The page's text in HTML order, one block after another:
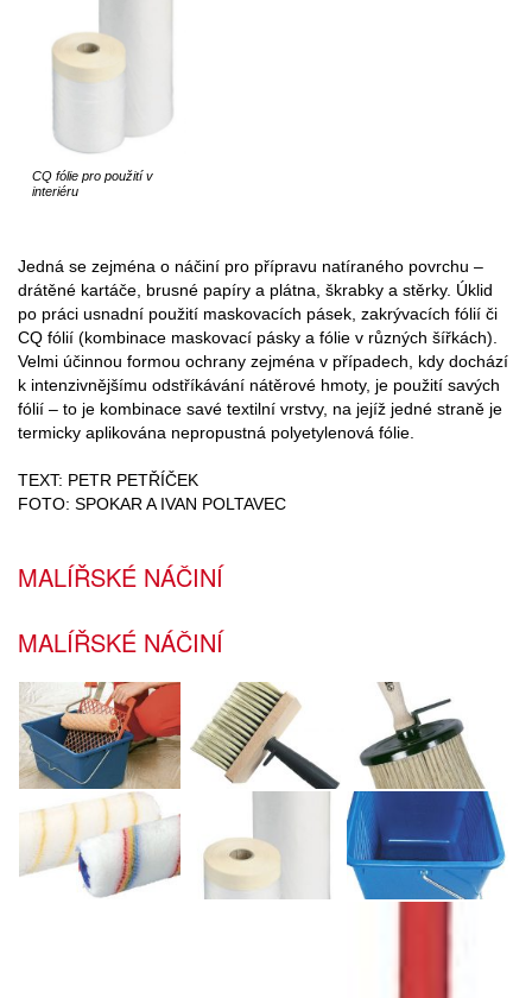
CQ fólie pro použití v
interiéru
Jedná se zejména o náčiní pro přípravu natíraného povrchu –
drátěné kartáče, brusné papíry a plátna, škrabky a stěrky. Úklid
po práci usnadní použití maskovacích pásek, zakrývacích fólií či
CQ fólií (kombinace maskovací pásky a fólie v různých šířkách).
Velmi účinnou formou ochrany zejména v případech, kdy dochází
k intenzivnějšímu odstříkávání nátěrové hmoty, je použití savých
fólií – to je kombinace savé textilní vrstvy, na jejíž jedné straně je
termicky aplikována nepropustná polyetylenová fólie.
TEXT: PETR PETŘÍČEK
FOTO: SPOKAR A IVAN POLTAVEC
MALÍŘSKÉ NÁČINÍ
MALÍŘSKÉ NÁČINÍ